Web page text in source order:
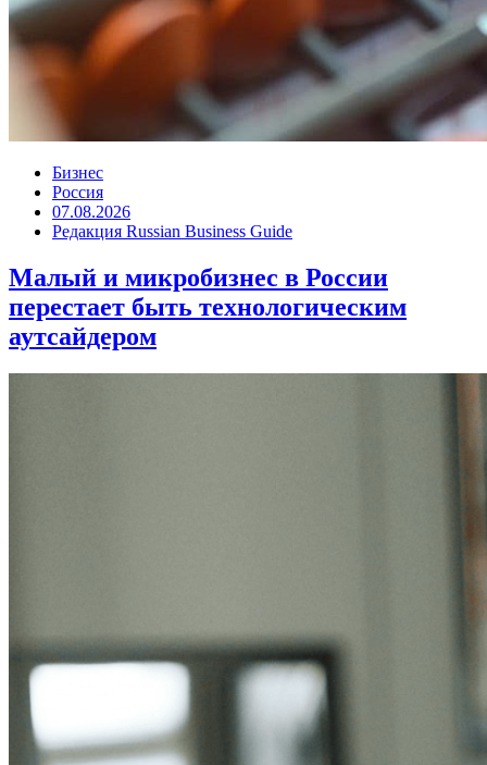
Бизнес
Россия
07.08.2026
Редакция Russian Business Guide
Малый и микробизнес в России
перестает быть технологическим
аутсайдером